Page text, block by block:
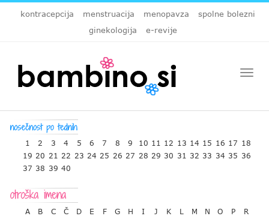
kontracepcija menstruacija menopavza
spolne bolezni
ginekologija
e-revije
1 2 3 4 5 6 7 8 9 10 11 12 13 14 15 16 17 18
19 20 21 22 23 24 25 26 27 28 29 30 31 32 33 34 35 36
37 38 39 40
A B C Č D E F G H I J K L M N O P
R